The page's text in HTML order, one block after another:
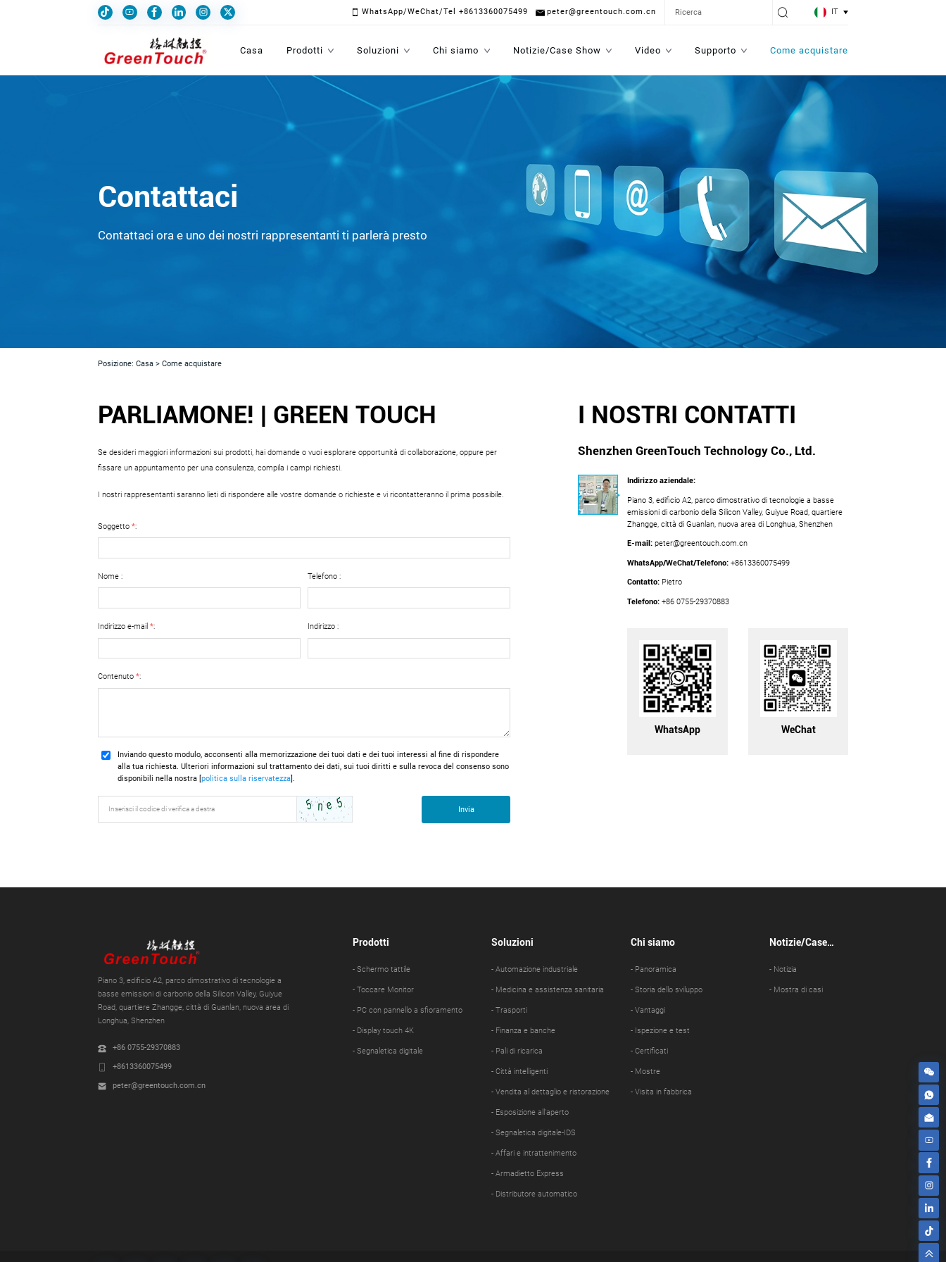
WhatsApp/WeChat/Tel +8613360075499 peter@greentouch.com.cn IT
Casa Prodotti Soluzioni Chi siamo Notizie/Case Show Video Supporto Come acquistare
Contattaci
Contattaci ora e uno dei nostri rappresentanti ti parlerà presto
Posizione: Casa>Come acquistare
I NOSTRI CONTATTI
Shenzhen GreenTouch Technology Co., Ltd.
Indirizzo aziendale:
Piano 3, edificio A2, parco dimostrativo di tecnologie a basse
emissioni di carbonio della Silicon Valley, Guiyue Road, quartiere
Zhangge, città di Guanlan, nuova area di Longhua, Shenzhen
E-mail: peter@greentouch.com.cn
WhatsApp/WeChat/Telefono: +8613360075499
Contatto: Pietro
Telefono: +86 0755-29370883
WhatsApp WeChat
PARLIAMONE! | GREEN TOUCH
Se desideri maggiori informazioni sui prodotti, hai domande o vuoi esplorare opportunità di collaborazione, oppure per
fissare un appuntamento per una consulenza, compila i campi richiesti.
I nostri rappresentanti saranno lieti di rispondere alle vostre domande o richieste e vi ricontatteranno il prima possibile.
Soggetto *:
Nome : Telefono :
Indirizzo e-mail *: Indirizzo :
Contenuto *:
Inviando questo modulo, acconsenti alla memorizzazione dei tuoi dati e dei tuoi interessi al fine di rispondere
alla tua richiesta. Ulteriori informazioni sul trattamento dei dati, sui tuoi diritti e sulla revoca del consenso sono
disponibili nella nostra [politica sulla riservatezza].
Invia
Piano 3, edificio A2, parco dimostrativo di tecnologie a
basse emissioni di carbonio della Silicon Valley, Guiyue
Road, quartiere Zhangge, città di Guanlan, nuova area di
Longhua, Shenzhen
+86 0755-29370883
+8613360075499
peter@greentouch.com.cn
Prodotti
- Schermo tattile
- Toccare Monitor
- PC con pannello a sfioramento
- Display touch 4K
- Segnaletica digitale
Soluzioni
- Automazione industriale
- Medicina e assistenza sanitaria
- Trasporti
- Finanza e banche
- Pali di ricarica
- Città intelligenti
- Vendita al dettaglio e ristorazione
- Esposizione all'aperto
- Segnaletica digitale-IDS
- Affari e intrattenimento
- Armadietto Express
- Distributore automatico
Chi siamo
- Panoramica
- Storia dello sviluppo
- Vantaggi
- Ispezione e test
- Certificati
- Mostre
- Visita in fabbrica
Notizie/Case
- Notizia
- Mostra di casi